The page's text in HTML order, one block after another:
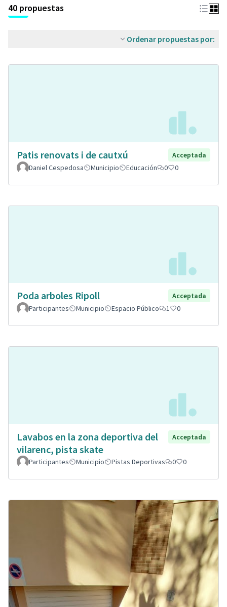
40 propuestas
Ordenar propuestas por:
Patis renovats i de cautxú
Acceptada
Daniel Cespedosa
Municipio Educación 0 0
Poda arboles Ripoll
Acceptada
Participantes
Municipio Espacio Público 1 0
Lavabos en la zona deportiva del
vilarenc, pista skate
Acceptada
Participantes Municipio Pistas Deportivas 0 0